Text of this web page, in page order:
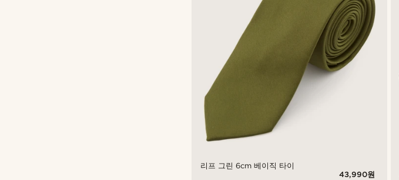
리프 그린 6cm 베이직 타이
43,990원